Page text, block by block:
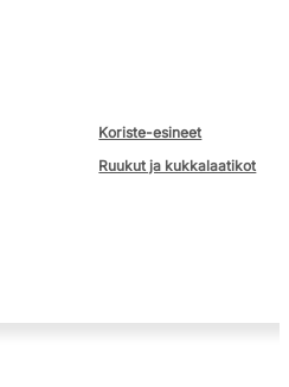
Koriste-esineet
Ruukut ja kukkalaatikot